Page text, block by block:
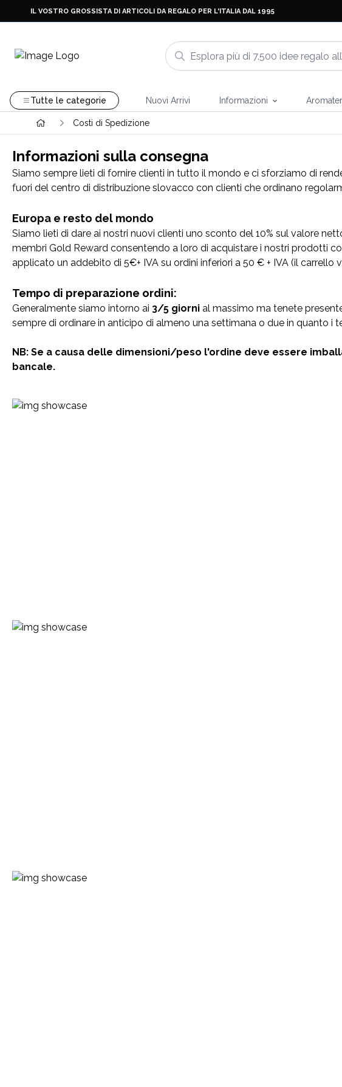
IL VOSTRO GROSSISTA DI ARTICOLI DA REGALO PER L'ITALIA DAL 1995
Tutte le categorie Nuovi Arrivi Informazioni
Costi di Spedizione
Informazioni sulla consegna
Siamo sempre lieti di fornire clienti in tutto il mondo e ci sforziamo di
fuori del centro di distribuzione slovacco con clienti che ordinano
Europa e resto del mondo
Siamo lieti di dare ai nostri nuovi clienti uno sconto del 10% sul valore
membri Gold Reward consentendo a loro di acquistare i nostri prodotti
applicato un addebito di 5€+ IVA su ordini inferiori a 50 € + IVA (il carrello
Tempo di preparazione ordini:
Generalmente siamo intorno ai 3/5 giorni al massimo ma tenete
sempre di ordinare in anticipo di almeno una settimana o due in quanto
NB: Se a causa delle dimensioni/peso l'ordine deve essere
bancale.